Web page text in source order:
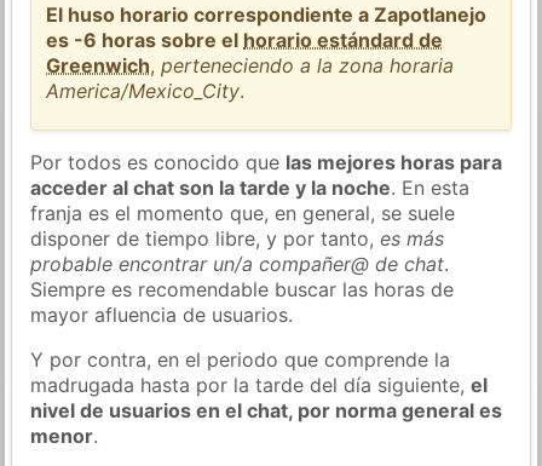
El huso horario correspondiente a Zapotlanejo
es -6 horas sobre el horario estándard de
Greenwich,perteneciendo a la zona horaria
America/Mexico_City.
Por todos es conocido que las mejores horas para
acceder al chat son la tarde y la noche. En esta
franja es el momento que, en general, se suele
disponer de tiempo libre, y por tanto,es más
probable encontrar un/a compañer@ de chat.
Siempre es recomendable buscar las horas de
mayor afluencia de usuarios.
Y por contra, en el periodo que comprende la
madrugada hasta por la tarde del día siguiente,el
nivel de usuarios en el chat, por norma general es
menor.